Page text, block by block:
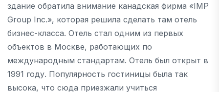
здание обратила внимание канадская фирма «IMP
Group Inc.», которая решила сделать там отель
бизнес-класса. Отель стал одним из первых
объектов в Москве, работающих по
международным стандартам. Отель был открыт в
1991 году. Популярность гостиницы была так
высока, что сюда приезжали учиться